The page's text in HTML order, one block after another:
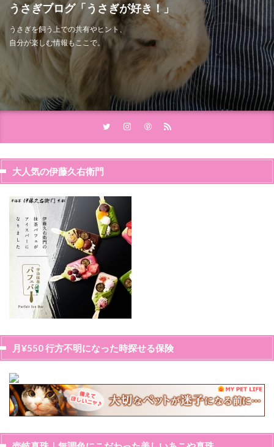
うさぎブログ「うさぎが好き！」
うさぎを飼う上での共有やヒント、
自分が楽しむ情報もここで。
大人気の伊藤久右衛門
月¥550 行方不明になった時探せる保険